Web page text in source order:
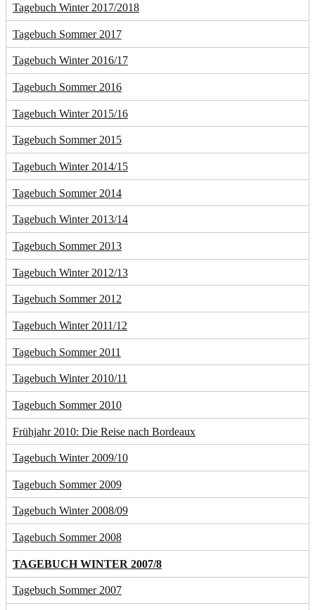
Tagebuch Winter 2017/2018
Tagebuch Sommer 2017
Tagebuch Winter 2016/17
Tagebuch Sommer 2016
Tagebuch Winter 2015/16
Tagebuch Sommer 2015
Tagebuch Winter 2014/15
Tagebuch Sommer 2014
Tagebuch Winter 2013/14
Tagebuch Sommer 2013
Tagebuch Winter 2012/13
Tagebuch Sommer 2012
Tagebuch Winter 2011/12
Tagebuch Sommer 2011
Tagebuch Winter 2010/11
Tagebuch Sommer 2010
Frühjahr 2010: Die Reise nach Bordeaux
Tagebuch Winter 2009/10
Tagebuch Sommer 2009
Tagebuch Winter 2008/09
Tagebuch Sommer 2008
TAGEBUCH WINTER 2007/8
Tagebuch Sommer 2007